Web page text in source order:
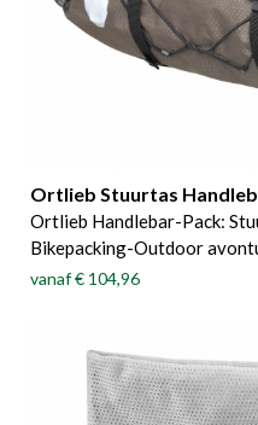
Ortlieb Stuurtas
Ortlieb Handlebar-Pack:
Bikepacking-Outdoor
vanaf€ 104,96